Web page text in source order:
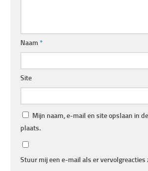
Naam *
Site
Mijn naam, e-mail en site opslaan in
plaats.
Stuur mij een e-mail als er vervolgreacties